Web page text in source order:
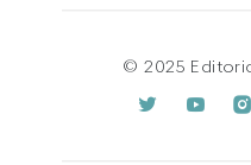
© 2025